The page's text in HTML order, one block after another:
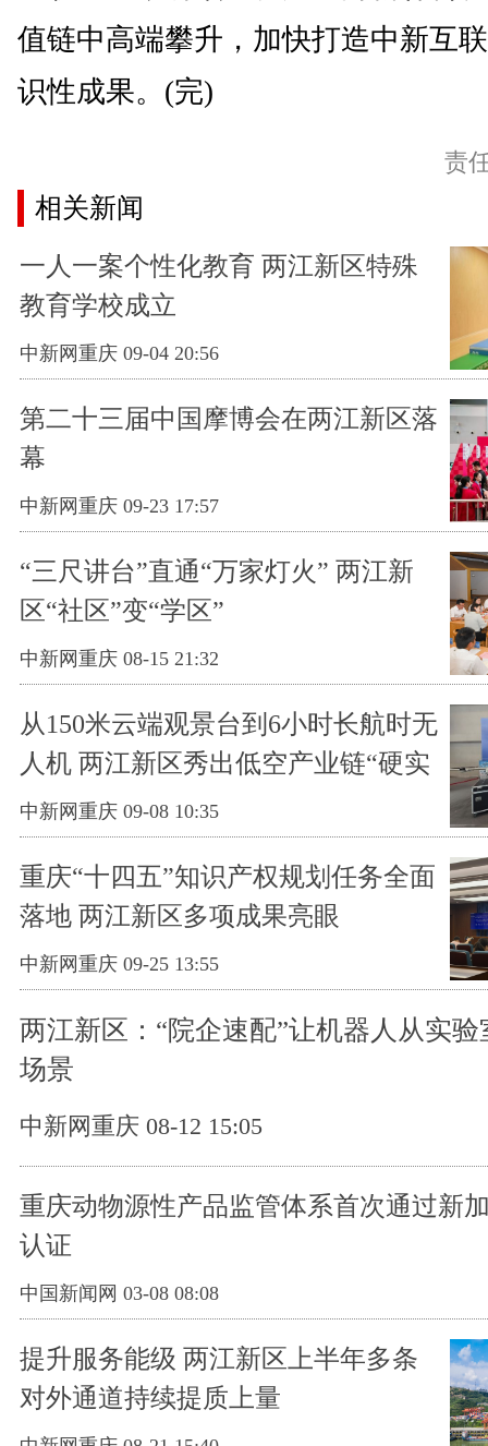
值链中高端攀升，加快打造中新互
识性成果。(完)
责
相关新闻
一人一案个性化教育 两江新区特殊
教育学校成立
中新网重庆 09-04 20:56
第二十三届中国摩博会在两江新区落
幕
中新网重庆 09-23 17:57
“三尺讲台”直通“万家灯火” 两江新
区“社区”变“学区”
中新网重庆 08-15 21:32
从150米云端观景台到6小时长航时无
人机 两江新区秀出低空产业链“硬实
力”
中新网重庆 09-08 10:35
重庆“十四五”知识产权规划任务全面
落地 两江新区多项成果亮眼
中新网重庆 09-25 13:55
两江新区：“院企速配”让机器人从实
场景
中新网重庆 08-12 15:05
重庆动物源性产品监管体系首次通过新
认证
中国新闻网 03-08 08:08
提升服务能级 两江新区上半年多条
对外通道持续提质上量